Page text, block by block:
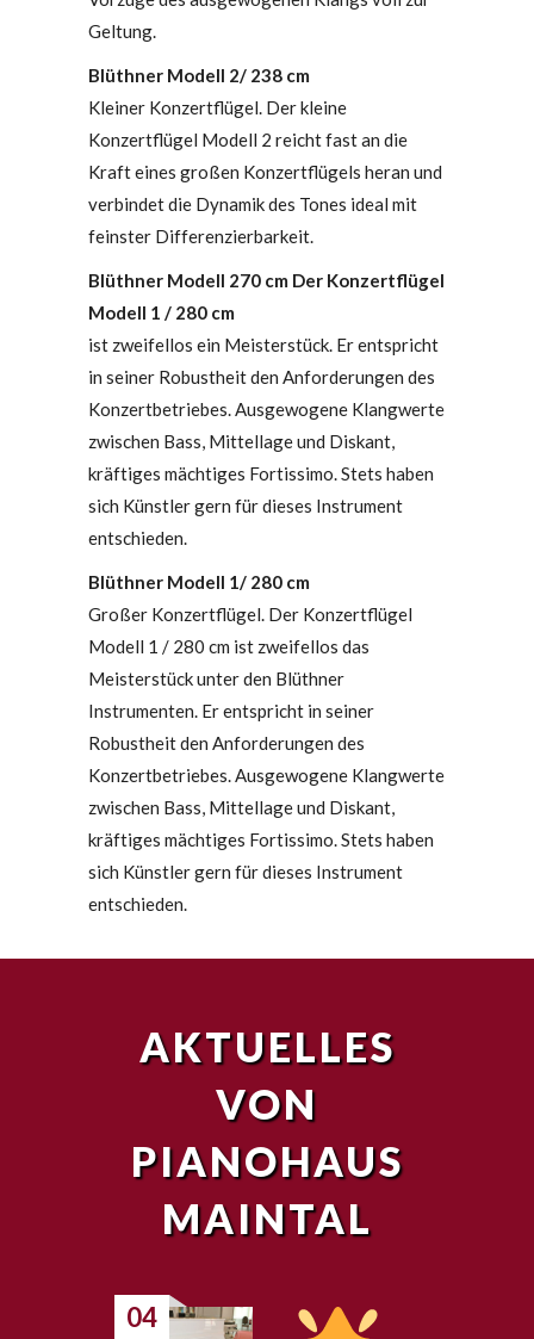
Geltung.
Blüthner Modell 2/ 238 cm
Kleiner Konzertflügel. Der kleine
Konzertflügel Modell 2 reicht fast an die
Kraft eines großen Konzertflügels heran und
verbindet die Dynamik des Tones ideal mit
feinster Differenzierbarkeit.
Blüthner Modell 270 cm Der Konzertflügel
Modell 1 / 280 cm
ist zweifellos ein Meisterstück. Er entspricht
in seiner Robustheit den Anforderungen des
Konzertbetriebes. Ausgewogene Klangwerte
zwischen Bass, Mittellage und Diskant,
kräftiges mächtiges Fortissimo. Stets haben
sich Künstler gern für dieses Instrument
entschieden.
Blüthner Modell 1/ 280 cm
Großer Konzertflügel. Der Konzertflügel
Modell 1 / 280 cm ist zweifellos das
Meisterstück unter den Blüthner
Instrumenten. Er entspricht in seiner
Robustheit den Anforderungen des
Konzertbetriebes. Ausgewogene Klangwerte
zwischen Bass, Mittellage und Diskant,
kräftiges mächtiges Fortissimo. Stets haben
sich Künstler gern für dieses Instrument
entschieden.
AKTUELLES
VON
PIANOHAUS
MAINTAL
04